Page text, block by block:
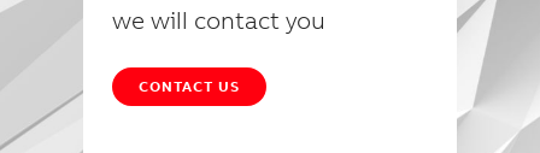
we will contact you
CONTACT US